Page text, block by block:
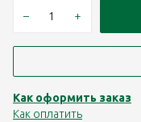
– +
Как оформить заказ
Как оплатить